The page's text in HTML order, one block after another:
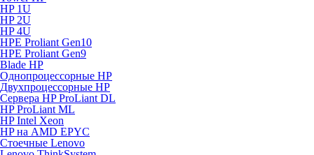
HP 1U
HP 2U
HP 4U
HPE Proliant Gen10
HPE Proliant Gen9
Blade HP
Однопроцессорные HP
Двухпроцессорные HP
Сервера HP ProLiant DL
HP ProLiant ML
HP Intel Xeon
HP на AMD EPYC
Стоечные Lenovo